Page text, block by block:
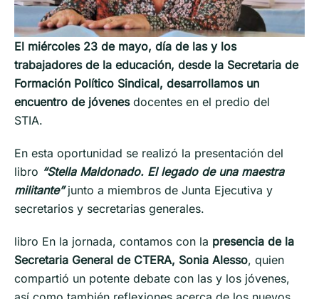
El miércoles 23 de mayo, día de las y los
trabajadores de la educación, desde la Secretaria de
Formación Político Sindical, desarrollamos un
encuentro de jóvenesdocentes en el predio del
STIA.
En esta oportunidad se realizó la presentación del
libro “Stella Maldonado. El legado de una maestra
militante”junto a miembros de Junta Ejecutiva y
secretarios y secretarias generales.
libro En la jornada, contamos con la presencia de la
Secretaria General de CTERA, Sonia Alesso, quien
compartió un potente debate con las y los jóvenes,